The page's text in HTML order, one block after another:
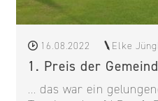
16.08.2022 Elke
1. Preis der
... das war ein